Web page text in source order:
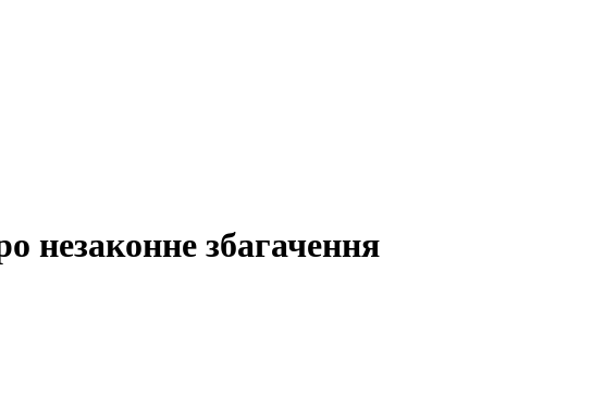
незаконне збагачення